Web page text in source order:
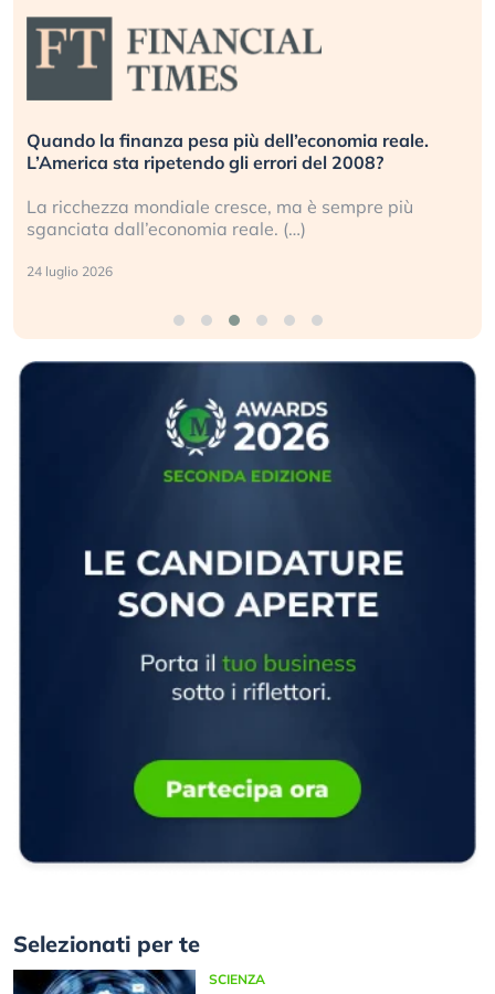
Quando la finanza pesa più dell’economia reale.
L’America sta ripetendo gli errori del 2008?
La ricchezza mondiale cresce, ma è sempre più
sganciata dall’economia reale. (…)
24 luglio 2026
Selezionati per te
SCIENZA